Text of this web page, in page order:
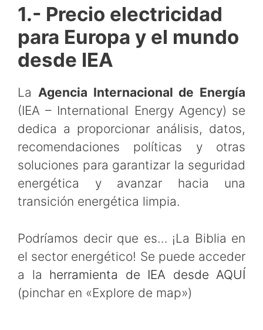
1.- Precio electricidad
para Europa y el mundo
desde IEA
La Agencia Internacional de Energía
(IEA – International Energy Agency) se
dedica a proporcionar análisis, datos,
recomendaciones políticas y otras
soluciones para garantizar la seguridad
energética y avanzar hacia una
transición energética limpia.
Podríamos decir que es… ¡La Biblia en
el sector energético! Se puede acceder
a la herramienta de IEA desde AQUÍ
(pinchar en «Explore de map»)